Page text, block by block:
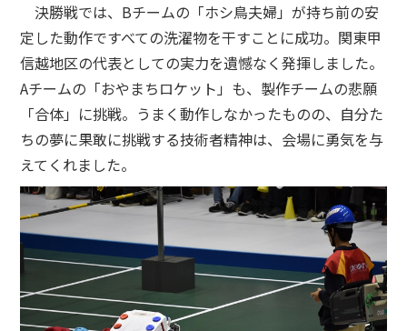
決勝戦では、Bチームの「ホシ鳥夫婦」が持ち前の安
定した動作ですべての洗濯物を干すことに成功。関東甲
信越地区の代表としての実力を遺憾なく発揮しました。
Aチームの「おやまちロケット」も、製作チームの悲願
「合体」に挑戦。うまく動作しなかったものの、自分た
ちの夢に果敢に挑戦する技術者精神は、会場に勇気を与
えてくれました。